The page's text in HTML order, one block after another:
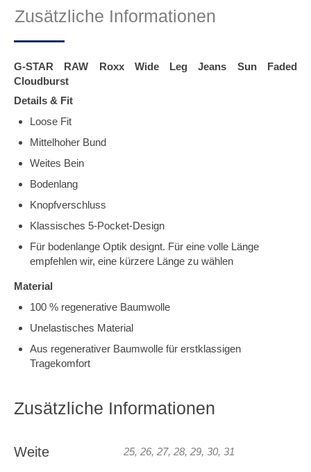
Zusätzliche Informationen
G-STAR RAW Roxx Wide Leg Jeans Sun Faded
Cloudburst
Details & Fit
Loose Fit
Mittelhoher Bund
Weites Bein
Bodenlang
Knopfverschluss
Klassisches 5-Pocket-Design
Für bodenlange Optik designt. Für eine volle Länge
empfehlen wir, eine kürzere Länge zu wählen
Material
100 % regenerative Baumwolle
Unelastisches Material
Aus regenerativer Baumwolle für erstklassigen
Tragekomfort
Zusätzliche Informationen
Weite 25, 26, 27, 28, 29, 30, 31